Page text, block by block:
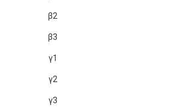
β2
β3
γ1
γ2
γ3